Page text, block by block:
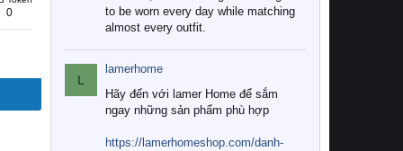
0
to be worn every day while matching
almost every outfit.
L
lamerhome
Hãy đến với lamer Home để sắm
ngay những sản phẩm phù hợp
https://lamerhomeshop.com/danh-